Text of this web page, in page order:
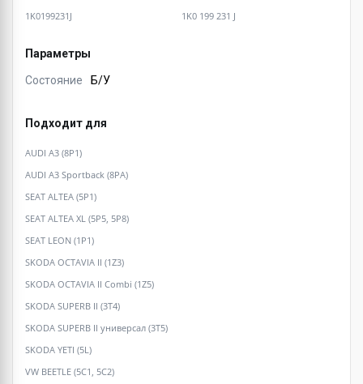
1K0199231J 1K0 199 231 J
Параметры
Состояние Б/У
Подходит для
AUDI A3 (8P1)
AUDI A3 Sportback (8PA)
SEAT ALTEA (5P1)
SEAT ALTEA XL (5P5, 5P8)
SEAT LEON (1P1)
SKODA OCTAVIA II (1Z3)
SKODA OCTAVIA II Combi (1Z5)
SKODA SUPERB II (3T4)
SKODA SUPERB II универсал (3T5)
SKODA YETI (5L)
VW BEETLE (5C1, 5C2)